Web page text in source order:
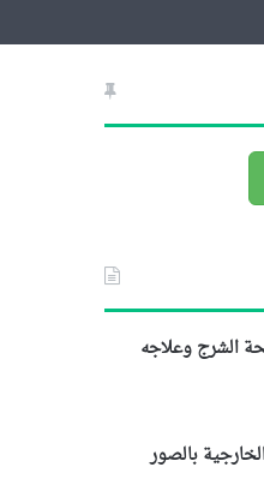
الشرج وعلاجه
بالصور